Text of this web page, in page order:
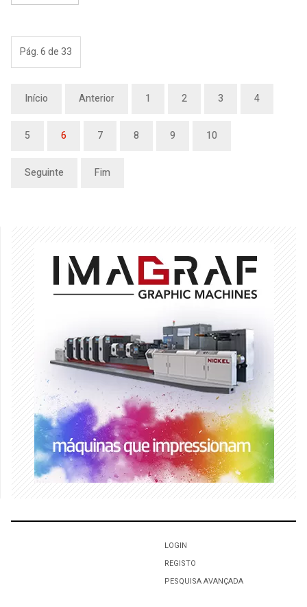
Pág. 6 de 33
Início Anterior 1 2 3 4
5 6 7 8 9 10
Seguinte Fim
LOGIN
REGISTO
PESQUISA AVANÇADA